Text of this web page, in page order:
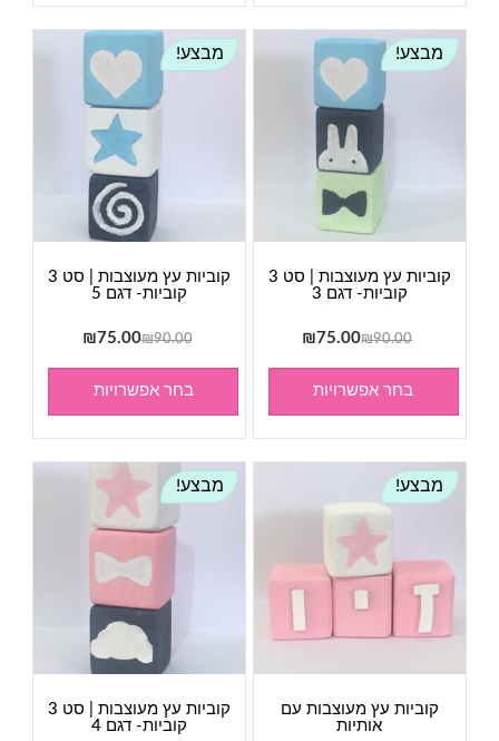
מבצע!
קוביות עץ מעוצבות | סט 3
קוביות- דגם 3
₪90.00
המחיר
היה:
₪75.00
המחיר
בחר אפשרויות
מבצע!
קוביות עץ מעוצבות | סט 3
קוביות- דגם 5
₪90.00
המחיר
היה:
₪75.00
בחר אפשרויות
מבצע!
קוביות עץ מעוצבות עם
אותיות
מבצע!
קוביות עץ מעוצבות | סט 3
קוביות- דגם 4